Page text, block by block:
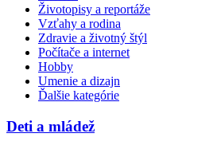
Životopisy a reportáže
Vzťahy a rodina
Zdravie a životný štýl
Počítače a internet
Hobby
Umenie a dizajn
Ďalšie kategórie
Deti a mládež